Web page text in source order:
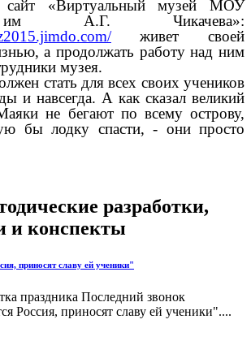
сайт «Виртуальный музей МОУ
А.Г. Чикачева»:
живет своей
а продолжать работу над ним
музея.
стать для всех своих учеников
и навсегда. А как сказал великий
не бегают по всему острову,
бы лодку спасти, - они просто
разработки,
и конспекты
приносят славу ей ученики"
праздника Последний звонок
Россия, приносят славу ей ученики"....